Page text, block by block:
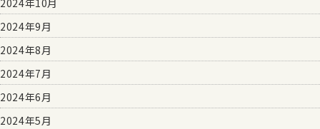
2024年10月
2024年9月
2024年8月
2024年7月
2024年6月
2024年5月